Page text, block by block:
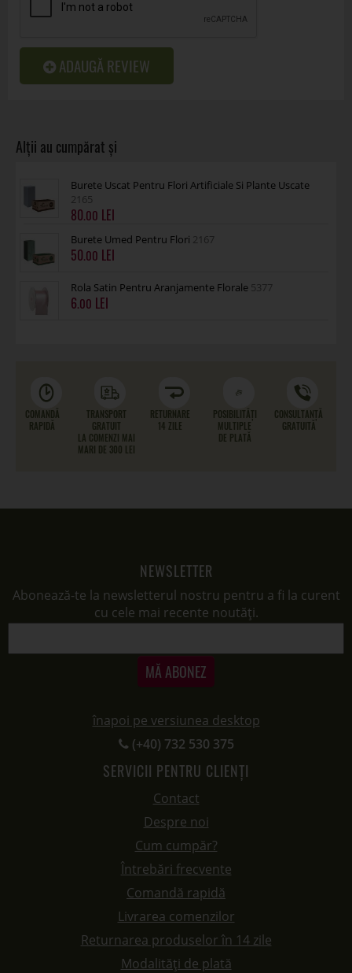
ADAUGĂ REVIEW
Burete Uscat Pentru Flori Artificiale Si Plante Uscate
2165
80.00
Burete Umed Pentru Flori 2167
50.00
Rola Satin Pentru Aranjamente Florale 5377
6.00
COMANDĂ
RAPIDĂ
TRANSPORT
GRATUIT
LA COMENZI MAI
MARI DE 300 LEI
RETURNARE
14 ZILE
POSIBILITĂȚI
MULTIPLE
DE PLATĂ
CONSULTANȚĂ
GRATUITĂ
NEWSLETTER
Abonează-te la newsletterul nostru pentru a fi la curent
cu cele mai recente noutăți.
MĂ ABONEZ
înapoi pe versiunea desktop
(+40) 732 530 375
SERVICII PENTRU CLIENȚI
Contact
Despre noi
Cum cumpăr?
Întrebări frecvente
Comandă rapidă
Livrarea comenzilor
Returnarea produselor în 14 zile
Modalități de plată